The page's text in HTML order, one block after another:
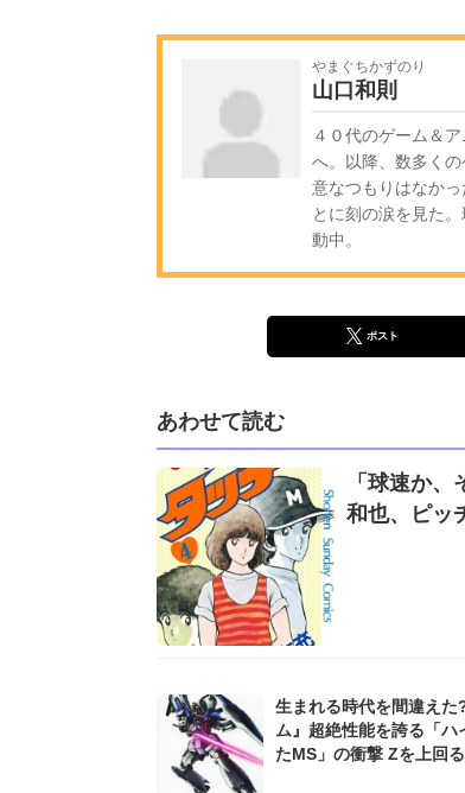
やまぐちかずのり
山口和則
４０代のゲーム＆
へ。以降、数多く
意なつもりはなか
とに刻の涙を見た
動中。
ポスト
あわせて読む
「球速か
和也、ピッ
生まれる時代を間違えた
ム』超絶性能を誇る「ハ
たMS」の衝撃 Zを上回るフルバーニアン